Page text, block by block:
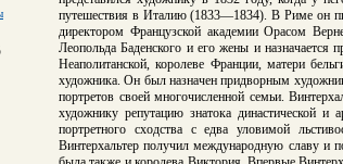
путешествия в Италию (1833—1834). В Риме он
директором Французской академии Орасом
Леопольда Баденского и его жены и
Неаполитанской, королеве Франции, матери
художника. Он был назначен придворным
портретов своей многочисленной семьи.
художнику репутацию знатока династической и
портретного сходства с едва уловимой
Винтерхальтер получил международную славу и